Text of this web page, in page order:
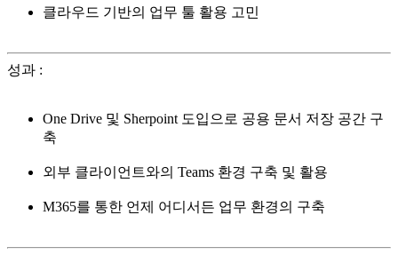
클라우드 기반의 업무 툴 활용 고민
성과 :
One Drive 및 Sherpoint 도입으로 공용 문서 저장 공간 구
축
외부 클라이언트와의 Teams 환경 구축 및 활용
M365를 통한 언제 어디서든 업무 환경의 구축